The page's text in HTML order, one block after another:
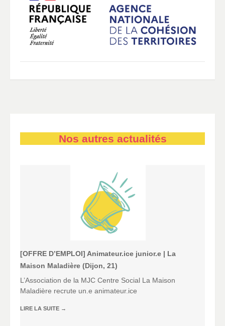
Nos autres actualités
[OFFRE D’EMPLOI] Animateur.ice junior.e | La
Maison Maladière (Dijon, 21)
L’Association de la MJC Centre Social La Maison
Maladière recrute un.e animateur.ice
LIRE LA SUITE →